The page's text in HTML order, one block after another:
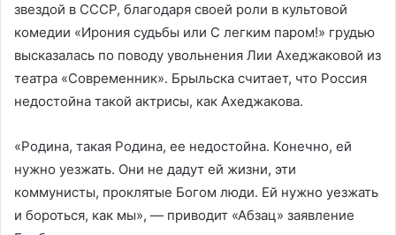
звездой в СССР, благодаря своей роли в культовой
комедии «Ирония судьбы или С легким паром!» грудью
высказалась по поводу увольнения Лии Ахеджаковой из
театра «Современник». Брыльска считает, что Россия
недостойна такой актрисы, как Ахеджакова.
«Родина, такая Родина, ее недостойна. Конечно, ей
нужно уезжать. Они не дадут ей жизни, эти
коммунисты, проклятые Богом люди. Ей нужно уезжать
и бороться, как мы», — приводит «Абзац» заявление